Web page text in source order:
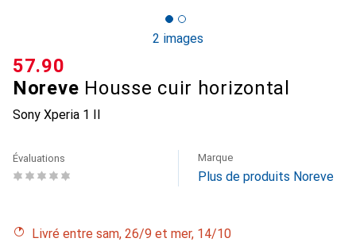
2 images
Noreve Housse cuir horizontal
Sony Xperia 1 II
CHF
57.90
Évaluations Marque
Plus de produits Noreve
Livré entre sam, 26/9 et mer, 14/10